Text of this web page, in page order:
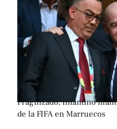
Fragilizado, Infantino
de la FIFA en Marruecos